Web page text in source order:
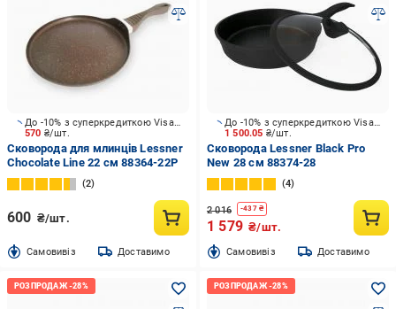
570 ₴/шт.
До -10% з суперкредиткою Visa Вигода
Сковорода для млинців Lessner
Chocolate Line 22 см 88364-22P
2
600 ₴/шт.
Cамовивіз Доставимо
1 500.05 ₴/шт.
До -10% з суперкредиткою Visa Вигода
Сковорода Lessner Black Pro
New 28 см 88374-28
4
2 016 -437₴
1 579 ₴/шт.
Cамовивіз Доставимо